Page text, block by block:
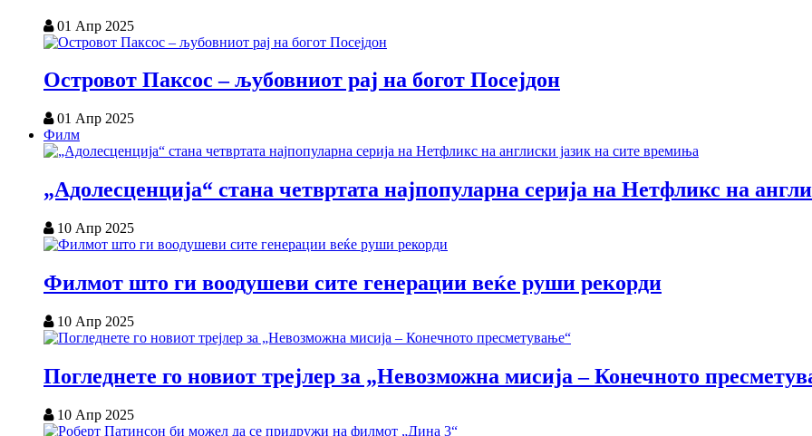
01 Апр 2025
Островот Паксос – љубовниот рај на богот Посејдон
01 Апр 2025
Филм
„Адолесценција“ стана четвртата најпопуларна серија на Нетфликс на
10 Апр 2025
Филмот што ги воодушеви сите генерации веќе руши рекорди
10 Апр 2025
Погледнете го новиот трејлер за „Невозможна мисија – Конечното
10 Апр 2025